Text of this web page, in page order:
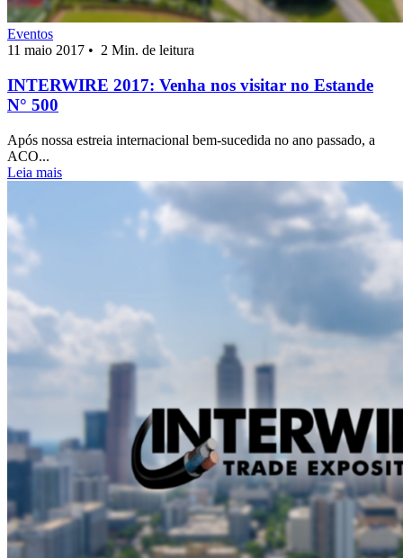
Eventos
11 maio 2017 • 2 Min. de leitura
INTERWIRE 2017: Venha nos visitar no Estande
N° 500
Após nossa estreia internacional bem-sucedida no ano passado, a
ACO...
Leia mais